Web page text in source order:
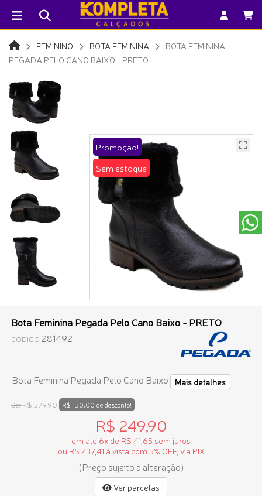
FEMININO BOTA FEMININA
BOTA FEMININA
PEGADA PELO CANO BAIXO - PRETO
Promoção!
Sem estoque
Bota Feminina Pegada Pelo Cano Baixo - PRETO
CÓDIGO 281492
Bota Feminina Pegada Pelo Cano Baixo Mais detalhes
De:R$ 379,90 R$ 130,00 de desconto!
R$ 249,90
em até 6x de R$ 41,65 sem juros
ou R$ 237,41 à vista com 5% OFF, via PIX
(Preço sujeito a alteração)
Ver parcelas